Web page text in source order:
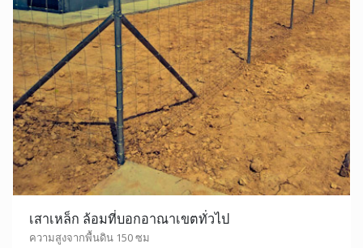
เสาเหล็ก ล้อมที่บอกอาณาเขตทั่วไป
ความสูงจากพื้นดิน 150 ซม